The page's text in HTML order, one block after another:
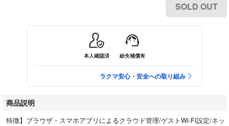
SOLD OUT
本人確認済 紛失補償有
ラクマ安心・安全への取り組み
商品説明
特徴】ブラウザ・スマホアプリによるクラウド管理/ゲストWi-Fi設定/ネッ